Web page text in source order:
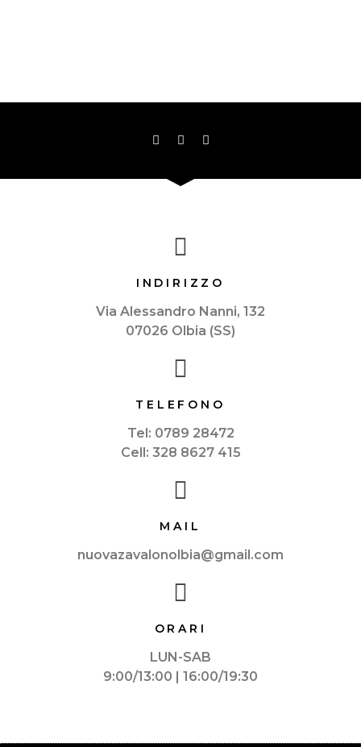
INDIRIZZO
Via Alessandro Nanni, 132
07026 Olbia (SS)
TELEFONO
Tel: 0789 28472
Cell: 328 8627 415
MAIL
nuovazavalonolbia@gmail.com
ORARI
LUN-SAB
9:00/13:00 | 16:00/19:30